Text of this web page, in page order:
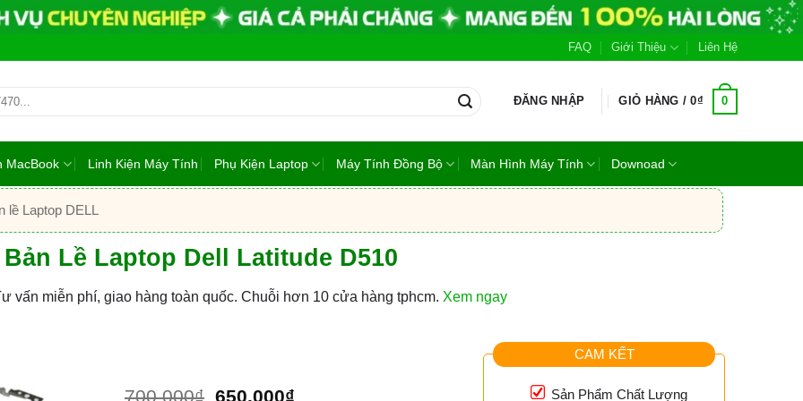
FAQ Giới Thiệu Liên Hệ
ĐĂNG NHẬP GIỎ HÀNG /0₫ 0
MacBook Linh Kiện Máy Tính Phụ Kiện Laptop Máy Tính Đồng Bộ Màn Hình Máy Tính Downoad
lề Laptop DELL
Bản Lề Laptop Dell Latitude D510
vấn miễn phí, giao hàng toàn quốc. Chuỗi hơn 10 cửa hàng tphcm. Xem ngay
700.000₫ Giá
650.000₫
CAM KẾT
Sản Phẩm Chất Lượng